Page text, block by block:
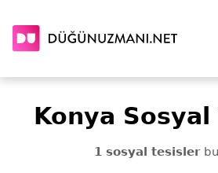
Konya Sosyal
1 sosyal tesisler